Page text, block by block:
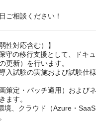
相談ください！
性対応含む）】
守の移行支援として、ドキ
更新）を行います。
入試験の実施および試験仕
策定・パッチ適用）および
ます。
境、クラウド（Azure・